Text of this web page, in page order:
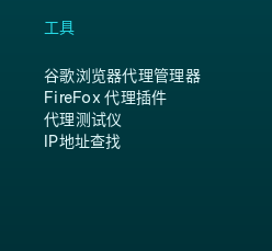
工具
谷歌浏览器代理管理器
FireFox 代理插件
代理测试仪
IP地址查找